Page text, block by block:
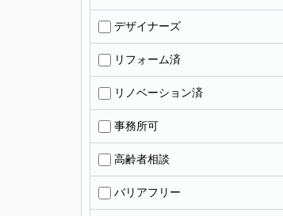
デザイナーズ
リフォーム済
リノベーション済
事務所可
高齢者相談
バリアフリー